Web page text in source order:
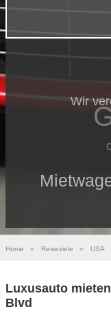
Wir
Home » Reiseziele » USA
Luxusauto
Blvd